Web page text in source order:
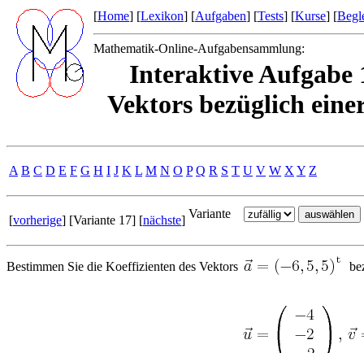
[Home] [Lexikon] [Aufgaben] [Tests] [Kurse] [
Mathematik-Online-Aufgabensammlung:
Interaktive Aufgabe
Vektors bezüglich
A B C D E F G H I J K L M N O P Q R S T U V W X Y Z
[vorherige] [Variante 17] [nächste] Variante
Bestimmen Sie die Koeffizienten des Vektors